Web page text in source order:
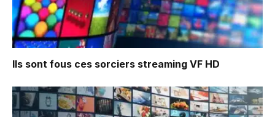
Ils sont fous ces sorciers streaming VF HD